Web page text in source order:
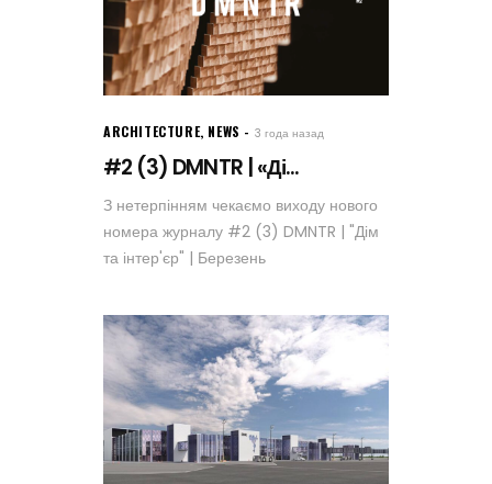
ARCHITECTURE, NEWS 3 года назад
#2 (3) DMNTR | «Ді...
З нетерпінням чекаємо виходу нового
номера журналу #2 (3) DMNTR | "Дім
та інтер'єр" | Березень